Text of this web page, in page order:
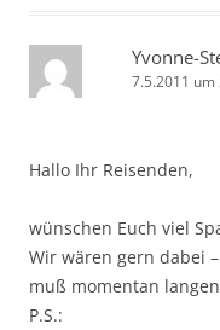
Yvonne-
7.5.2011 um
Hallo Ihr Reisenden,
wünschen Euch viel
Wir wären gern dabei
muß momentan
P.S.: